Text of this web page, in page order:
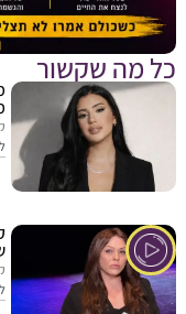
שקשור
קארין
ליאור
קים
שסוגר 30 שנות קריירה
קים
ליאור